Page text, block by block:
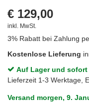
€ 129,00
inkl. MwSt.
3% Rabatt bei Zahlung
Kostenlose Lieferung
Auf Lager und sofort
Lieferzeit 1-3 Werktage,
Versand morgen, 9.